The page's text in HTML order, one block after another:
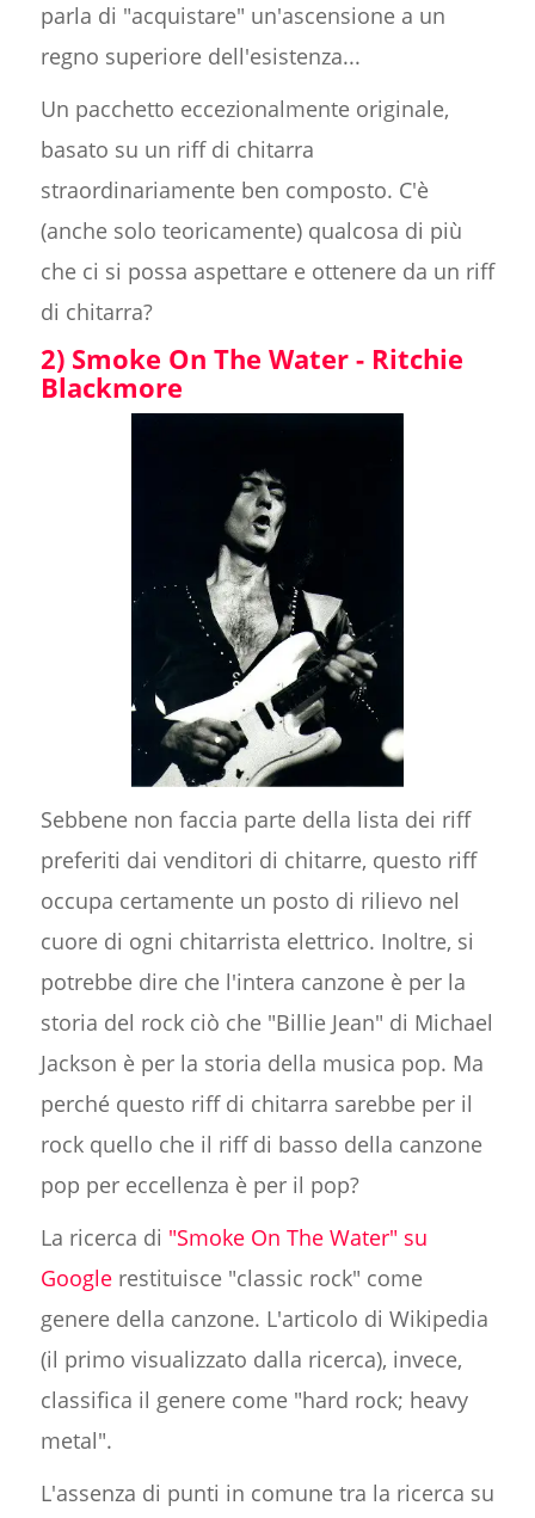
parla di "acquistare" un'ascensione a un
regno superiore dell'esistenza...
Un pacchetto eccezionalmente originale,
basato su un riff di chitarra
straordinariamente ben composto. C'è
(anche solo teoricamente) qualcosa di più
che ci si possa aspettare e ottenere da un riff
di chitarra?
2) Smoke On The Water - Ritchie
Blackmore
Sebbene non faccia parte della lista dei riff
preferiti dai venditori di chitarre, questo riff
occupa certamente un posto di rilievo nel
cuore di ogni chitarrista elettrico. Inoltre, si
potrebbe dire che l'intera canzone è per la
storia del rock ciò che "Billie Jean" di Michael
Jackson è per la storia della musica pop. Ma
perché questo riff di chitarra sarebbe per il
rock quello che il riff di basso della canzone
pop per eccellenza è per il pop?
La ricerca di "Smoke On The Water" su
Googlerestituisce "classic rock" come
genere della canzone. L'articolo di Wikipedia
(il primo visualizzato dalla ricerca), invece,
classifica il genere come "hard rock; heavy
metal".
L'assenza di punti in comune tra la ricerca su